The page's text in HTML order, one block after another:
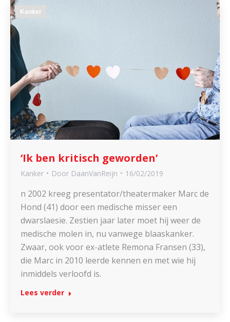
Kanker
‘Ik ben kritisch geworden’
Kanker Door DaanVanReijn 16/02/2019
n 2002 kreeg presentator/theatermaker Marc de
Hond (41) door een medische misser een
dwarslaesie. Zestien jaar later moet hij weer de
medische molen in, nu vanwege blaaskanker.
Zwaar, ook voor ex-atlete Remona Fransen (33),
die Marc in 2010 leerde kennen en met wie hij
inmiddels verloofd is.
Lees verder